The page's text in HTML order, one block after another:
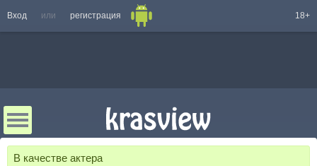
Вход или регистрация 18+
В качестве актера